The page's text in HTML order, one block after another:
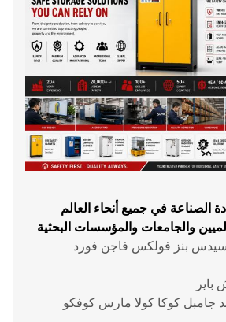
الصناعة في جميع أنحاء العالم
والجامعات والمؤسسات البحثية
بنز فولكس فاجن فورد
آند جامبل كوكا كولا مارس كوفكو